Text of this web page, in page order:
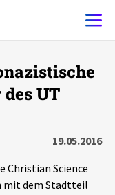
UT
19.05.2016
Christian Science
mit dem Stadtteil
? Filter Erklärungen